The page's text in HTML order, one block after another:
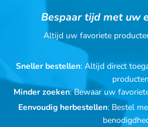
Bespaar tijd met uw
Altijd uw favoriete
Sneller bestellen: Altijd direct
Minder zoeken: Bewaar uw
Eenvoudig herbestellen: Bestel